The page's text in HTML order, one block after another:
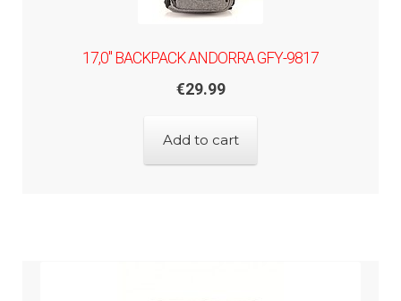
17,0" BACKPACK ANDORRA GFY-9817
€29.99
Add to cart